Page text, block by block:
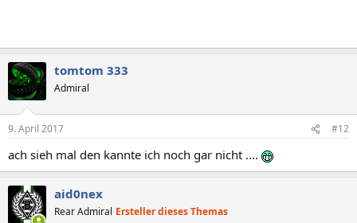
tomtom 333
Admiral
9. April 2017 #12
ach sieh mal den kannte ich noch gar nicht ....
aid0nex
Rear Admiral Ersteller dieses Themas